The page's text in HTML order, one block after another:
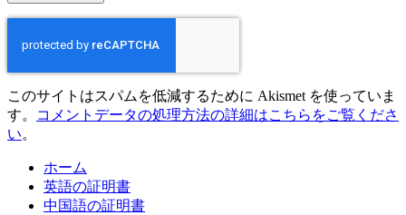
このサイトはスパムを低減するために Akismet を使っていま
す。
コメントデータの処理方法の詳細はこちらをご覧くださ
い。
ホーム
英語の証明書
中国語の証明書